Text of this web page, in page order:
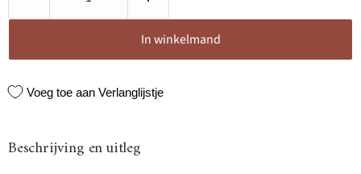
In winkelmand
Voeg toe aan Verlanglijstje
Beschrijving en uitleg